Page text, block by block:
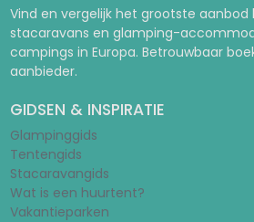
Vind en vergelijk het grootste
stacaravans en glamping-
campings in Europa. Betrouwbaar
aanbieder.
GIDSEN & INSPIRATIE
Glampinggids
Tentengids
Stacaravangids
Wat is een huurtent?
Vakantieparken